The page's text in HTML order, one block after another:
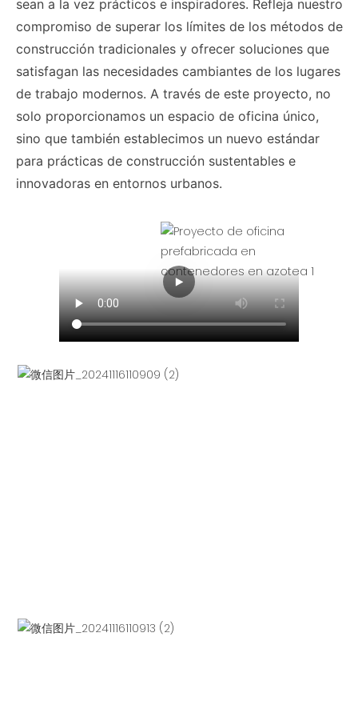
sean a la vez prácticos e inspiradores. Refleja nuestro
compromiso de superar los límites de los métodos de
construcción tradicionales y ofrecer soluciones que
satisfagan las necesidades cambiantes de los lugares
de trabajo modernos. A través de este proyecto, no
solo proporcionamos un espacio de oficina único,
sino que también establecimos un nuevo estándar
para prácticas de construcción sustentables e
innovadoras en entornos urbanos.